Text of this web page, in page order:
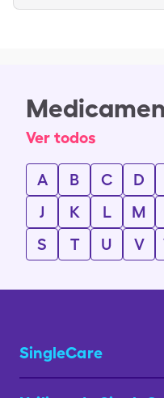
Ver todos
A B C D
J
K L M
S
T U V
SingleCare